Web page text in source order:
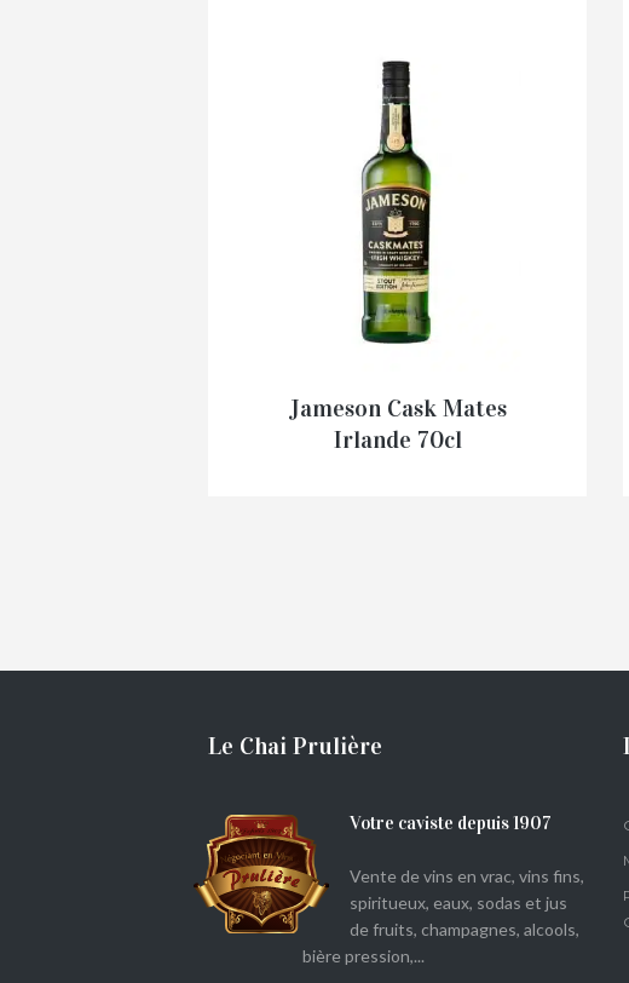
Jameson Cask Mates
Irlande 70cl
Le Chai Prulière
Votre caviste depuis 1907
Vente de vins en vrac, vins fins,
spiritueux, eaux, sodas et jus
de fruits, champagnes, alcools,
bière pression,...